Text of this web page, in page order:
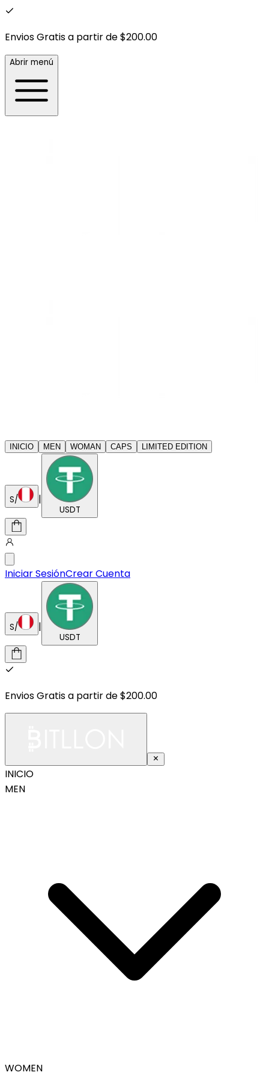
Envios Gratis a partir de $200.00
Abrir menú
INICIO MEN WOMAN CAPS LIMITED EDITION
S/ |
USDT
Iniciar SesiónCrear Cuenta
S/ |
USDT
Envios Gratis a partir de $200.00
INICIO
MEN
WOMEN